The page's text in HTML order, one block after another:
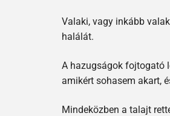
Valaki, vagy inkább
halálát.
A hazugságok fojtogató
amikért sohasem akart,
Mindeközben a talajt